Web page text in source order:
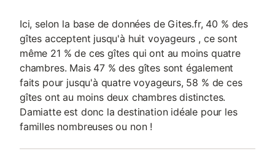
Ici, selon la base de données de Gites.fr, 40 % des
gîtes acceptent jusqu'à huit voyageurs , ce sont
même 21 % de ces gîtes qui ont au moins quatre
chambres. Mais 47 % des gîtes sont également
faits pour jusqu'à quatre voyageurs, 58 % de ces
gîtes ont au moins deux chambres distinctes.
Damiatte est donc la destination idéale pour les
familles nombreuses ou non !